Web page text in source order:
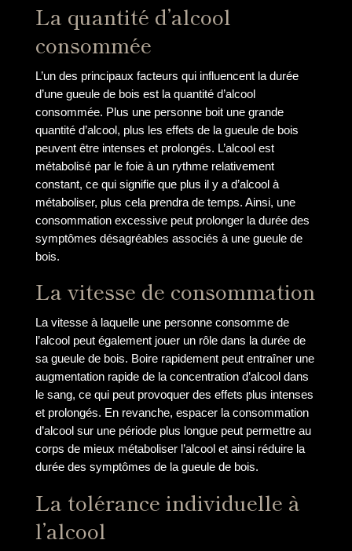
La quantité d’alcool
consommée
L’un des principaux facteurs qui influencent la durée
d’une gueule de bois est la quantité d’alcool
consommée. Plus une personne boit une grande
quantité d’alcool, plus les effets de la gueule de bois
peuvent être intenses et prolongés. L’alcool est
métabolisé par le foie à un rythme relativement
constant, ce qui signifie que plus il y a d’alcool à
métaboliser, plus cela prendra de temps. Ainsi, une
consommation excessive peut prolonger la durée des
symptômes désagréables associés à une gueule de
bois.
La vitesse de consommation
La vitesse à laquelle une personne consomme de
l’alcool peut également jouer un rôle dans la durée de
sa gueule de bois. Boire rapidement peut entraîner une
augmentation rapide de la concentration d’alcool dans
le sang, ce qui peut provoquer des effets plus intenses
et prolongés. En revanche, espacer la consommation
d’alcool sur une période plus longue peut permettre au
corps de mieux métaboliser l’alcool et ainsi réduire la
durée des symptômes de la gueule de bois.
La tolérance individuelle à
l’alcool